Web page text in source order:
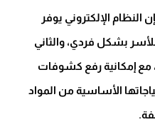
النظام الإلكتروني يوفر
بشكل فردي، والثاني
مع إمكانية رفع كشوفات
الأساسية من المواد